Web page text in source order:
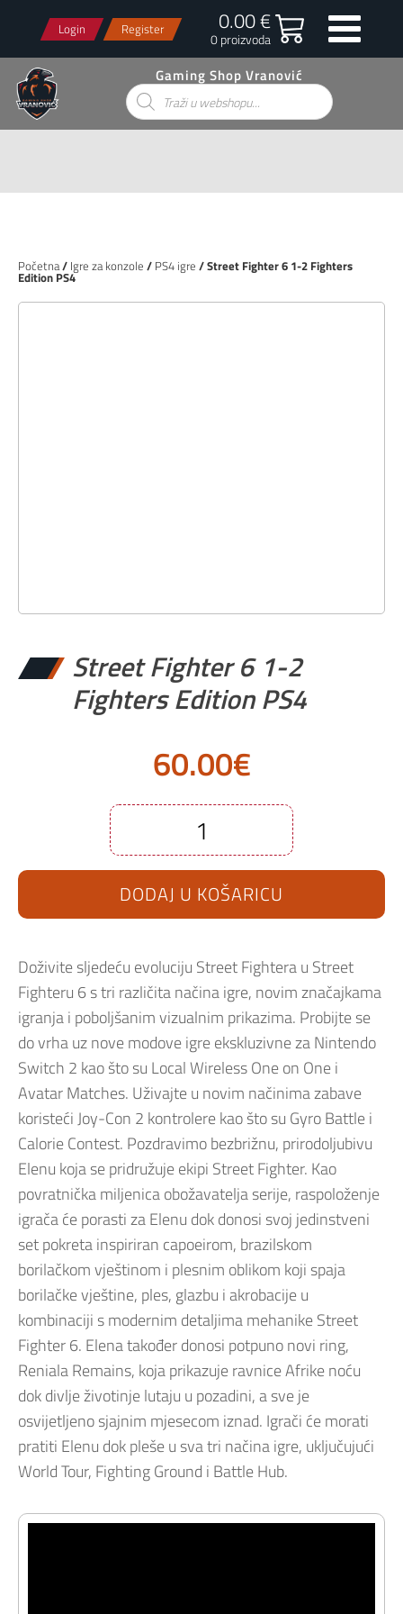
Login Register 0.00 €
0 proizvoda
Gaming Shop Vranović
Products
search
Početna/ Igre za konzole / PS4 igre / Street Fighter 6 1-2 Fighters
Edition PS4
Street Fighter 6 1-2
Fighters Edition PS4
60.00€
Fighter
6
2
Fighters
Edition
DODAJ U KOŠARICU
Doživite sljedeću evoluciju Street Fightera u Street
Fighteru 6 s tri različita načina igre, novim značajkama
igranja i poboljšanim vizualnim prikazima. Probijte se
do vrha uz nove modove igre ekskluzivne za Nintendo
Switch 2 kao što su Local Wireless One on One i
Avatar Matches. Uživajte u novim načinima zabave
koristeći Joy-Con 2 kontrolere kao što su Gyro Battle i
Calorie Contest. Pozdravimo bezbrižnu, prirodoljubivu
Elenu koja se pridružuje ekipi Street Fighter. Kao
povratnička miljenica obožavatelja serije, raspoloženje
igrača će porasti za Elenu dok donosi svoj jedinstveni
set pokreta inspiriran capoeirom, brazilskom
borilačkom vještinom i plesnim oblikom koji spaja
borilačke vještine, ples, glazbu i akrobacije u
kombinaciji s modernim detaljima mehanike Street
Fighter 6. Elena također donosi potpuno novi ring,
Reniala Remains, koja prikazuje ravnice Afrike noću
dok divlje životinje lutaju u pozadini, a sve je
osvijetljeno sjajnim mjesecom iznad. Igrači će morati
pratiti Elenu dok pleše u sva tri načina igre, uključujući
World Tour, Fighting Ground i Battle Hub.